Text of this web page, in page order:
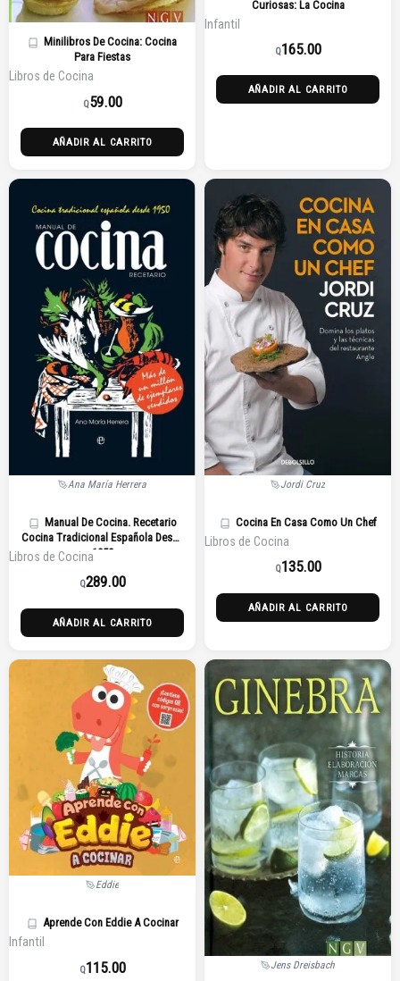
Minilibros De Cocina: Cocina
Para Fiestas
Libros de Cocina
Q59.00
AÑADIR AL CARRITO
Curiosas: La Cocina
Infantil
Q165.00
AÑADIR AL CARRITO
Ana María Herrera
Manual De Cocina. Recetario
Cocina Tradicional Española Desde
1950
Libros de Cocina
Q289.00
AÑADIR AL CARRITO
Jordi Cruz
Cocina En Casa Como Un Chef
Libros de Cocina
Q135.00
AÑADIR AL CARRITO
Eddie
Aprende Con Eddie A Cocinar
Infantil
Q115.00 Jens Dreisbach